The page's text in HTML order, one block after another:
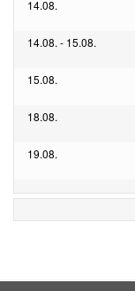
14.08.
14.08. - 15.08.
15.08.
18.08.
19.08.